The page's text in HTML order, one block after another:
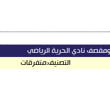
نادي الحرية الرياضي
التصنيف:متفرقات